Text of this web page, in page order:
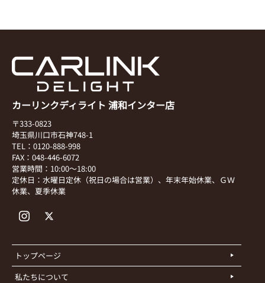
カーリンクディライト 浦和インター店
〒333-0823
埼玉県川口市石神748-1
TEL：0120-888-998
FAX：048-446-6072
営業時間：10:00～18:00
定休日：水曜日定休（祝日の場合は営業）、年末年始休業、ＧＷ
休業、夏季休業
トップページ
私たちについて